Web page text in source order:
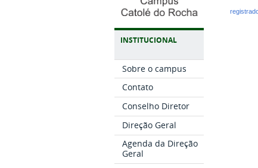
INSTITUCIONAL
Sobre o campus
Contato
Conselho Diretor
Direção Geral
Agenda da Direção
Geral